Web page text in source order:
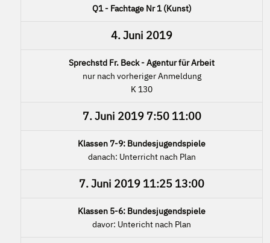
Q1 - Fachtage Nr 1 (Kunst)
4. Juni 2019
Sprechstd Fr. Beck - Agentur für Arbeit
nur nach vorheriger Anmeldung
K 130
7. Juni 20197:50 11:00
Klassen 7-9: Bundesjugendspiele
danach: Unterricht nach Plan
7. Juni 2019 11:25 13:00
Klassen 5-6: Bundesjugendspiele
davor: Untericht nach Plan